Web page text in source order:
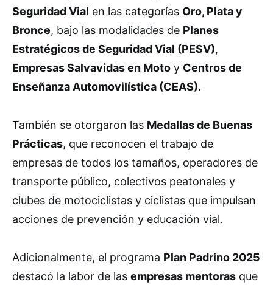
Seguridad Vial en las categorías Oro, Plata y
Bronce, bajo las modalidades de Planes
Estratégicos de Seguridad Vial (PESV),
Empresas Salvavidas en Moto y Centros de
Enseñanza Automovilística (CEAS).
También se otorgaron las Medallas de Buenas
Prácticas, que reconocen el trabajo de
empresas de todos los tamaños, operadores de
transporte público, colectivos peatonales y
clubes de motociclistas y ciclistas que impulsan
acciones de prevención y educación vial.
Adicionalmente, el programa Plan Padrino 2025
destacó la labor de las empresas mentoras que